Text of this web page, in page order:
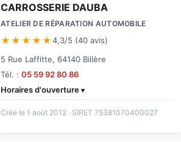
CARROSSERIE DAUBA
ATELIER DE RÉPARATION AUTOMOBILE
★★★★★4,3/5 (40 avis)
5 Rue Laffitte, 64140 Billère
Tél. : 05 59 92 80 86
Horaires d'ouverture
Créé le 1 août 2012 · SIRET 75381070400027